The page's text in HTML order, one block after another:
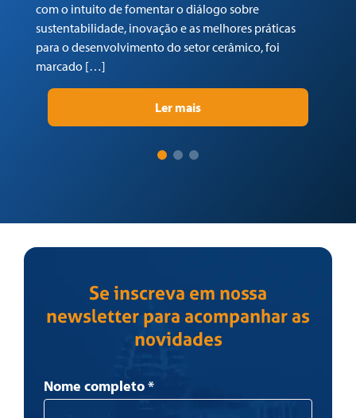
com o intuito de fomentar o diálogo sobre
sustentabilidade, inovação e as melhores práticas
para o desenvolvimento do setor cerâmico, foi
marcado […]
Ler mais
Se inscreva em nossa
newsletter para acompanhar as
novidades
Newsletter
Nome completo*